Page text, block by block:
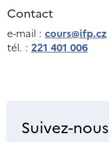
Contact
e-mail : cours@ifp.cz
tél. : 221 401 006
Suivez-nous